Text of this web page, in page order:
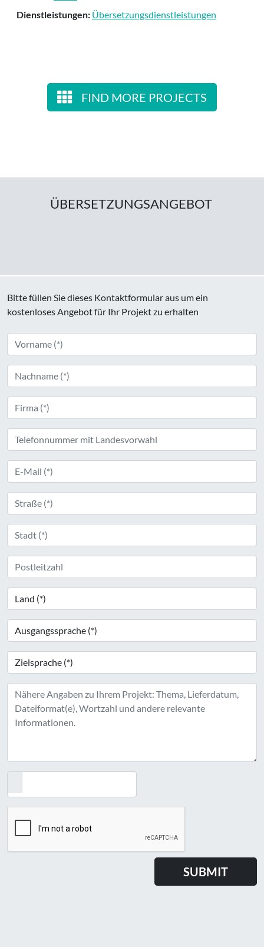
Dienstleistungen: Übersetzungsdienstleistungen
FIND MORE PROJECTS
ÜBERSETZUNGSANGEBOT
Bitte füllen Sie dieses Kontaktformular aus um ein
kostenloses Angebot für Ihr Projekt zu erhalten